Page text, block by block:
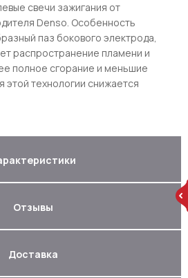
свечи зажигания от
Denso. Особенность
паз бокового электрода,
распространение пламени и
полное сгорание и меньшие
этой технологии снижается
Отзывы
Доставка